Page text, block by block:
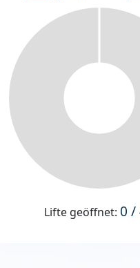
Lifte geöffnet: 0 /